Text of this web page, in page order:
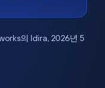
의 Idira, 2026년 5